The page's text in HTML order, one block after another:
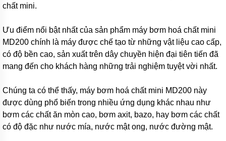
gọi
các
loại
bơm
chất
Xuất
máy
bơm
hóa
chất
chất mini.
Ưu điểm nổi bật nhất của sản phẩm máy bơm hoá chất mini
MD200 chính là máy được chế tạo từ những vật liệu cao cấp,
có độ bền cao, sản xuất trên dây chuyền hiện đại tiên tiến đã
mang đến cho khách hàng những trải nghiệm tuyệt vời nhất.
Chúng ta có thể thấy, máy bơm hoá chất mini MD200 này
được dùng phổ biến trong nhiều ứng dụng khác nhau như
bơm các chất ăn mòn cao, bơm axit, bazo, hay bơm các chất
có độ đặc như nước mía, nước mật ong, nước đường mật.